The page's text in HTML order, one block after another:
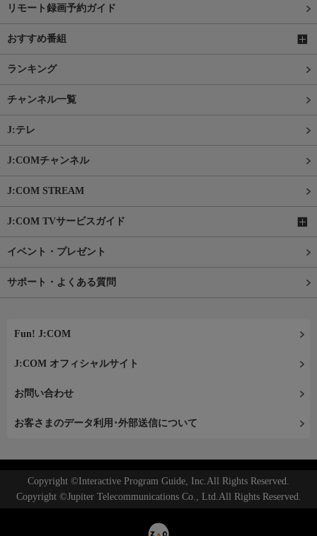
リモート録画予約ガイド
おすすめ番組
ランキング
チャンネル一覧
J:テレ
J:COMチャンネル
J:COM STREAM
J:COM TVサービスガイド
イベント・プレゼント
サポート・よくある質問
Fun! J:COM
J:COM オフィシャルサイト
お問い合わせ
お客さまのデータ利用･外部送信について
Copyright ©Interactive Program Guide, Inc.All Rights Reserved.
Copyright ©Jupiter Telecommunications Co., Ltd.All Rights Reserved.